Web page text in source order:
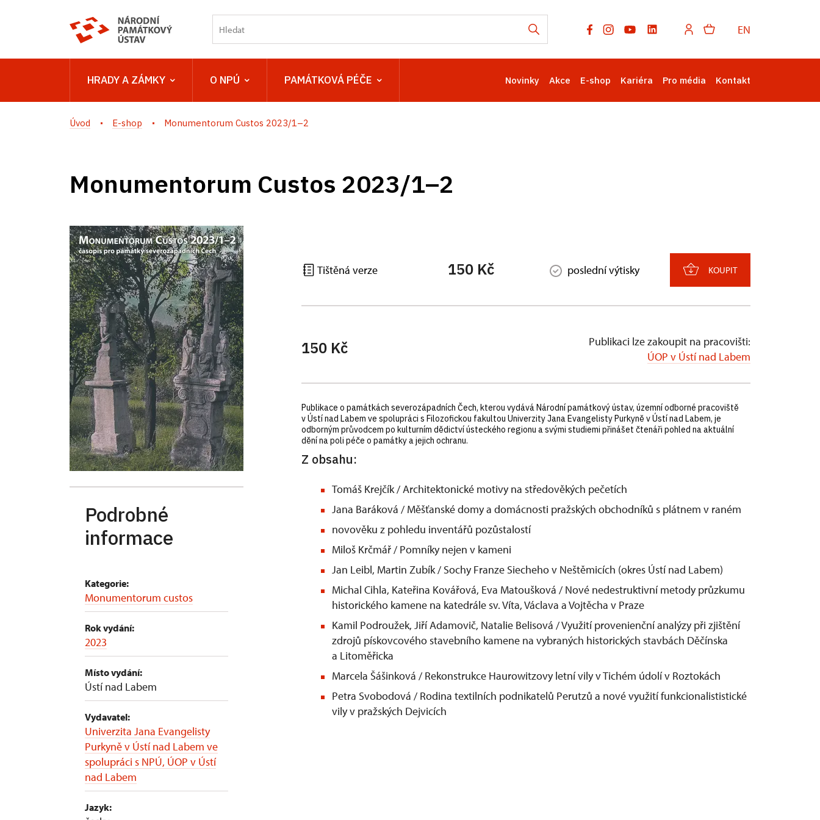
EN
HRADY A ZÁMKY O NPÚ PAMÁTKOVÁ PÉČE Novinky Akce E-shop Kariéra Pro média Kontakt
Úvod E-shop Monumentorum Custos 2023/1–2
Monumentorum Custos 2023/1–2
Podrobné
informace
Kategorie:
Monumentorum custos
Rok vydání:
2023
Místo vydání:
Ústí nad Labem
Vydavatel:
Univerzita Jana Evangelisty
Purkyně v Ústí nad Labem ve
spolupráci s NPÚ, ÚOP v Ústí
nad Labem
Jazyk:
Tištěná verze 150 Kč poslední výtisky KOUPIT
150 Kč
Publikaci lze zakoupit na pracovišti:
ÚOP v Ústí nad Labem
Publikace o památkách severozápadních Čech, kterou vydává Národní památkový ústav, územní odborné pracoviště
v Ústí nad Labem ve spolupráci s Filozofickou fakultou Univerzity Jana Evangelisty Purkyně v Ústí nad Labem, je
odborným průvodcem po kulturním dědictví ústeckého regionu a svými studiemi přinášet čtenáři pohled na aktuální
dění na poli péče o památky a jejich ochranu.
Z obsahu:
Tomáš Krejčík / Architektonické motivy na středověkých pečetích
Jana Baráková / Měšťanské domy a domácnosti pražských obchodníků s plátnem v raném
novověku z pohledu inventářů pozůstalostí
Miloš Krčmář / Pomníky nejen v kameni
Jan Leibl, Martin Zubík / Sochy Franze Siecheho v Neštěmicích (okres Ústí nad Labem)
Michal Cihla, Kateřina Kovářová, Eva Matoušková / Nové nedestruktivní metody průzkumu
historického kamene na katedrále sv. Víta, Václava a Vojtěcha v Praze
Kamil Podroužek, Jiří Adamovič, Natalie Belisová / Využití provenienční analýzy při zjištění
zdrojů pískovcového stavebního kamene na vybraných historických stavbách Děčínska
a Litoměřicka
Marcela Šášinková / Rekonstrukce Haurowitzovy letní vily v Tichém údolí v Roztokách
Petra Svobodová / Rodina textilních podnikatelů Perutzů a nové využití funkcionalististické
vily v pražských Dejvicích